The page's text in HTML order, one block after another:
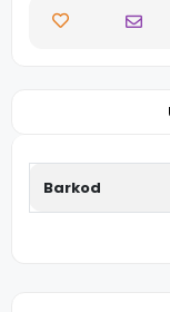
Barkod